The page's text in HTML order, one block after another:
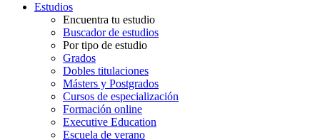
Estudios
Encuentra tu estudio
Buscador de estudios
Por tipo de estudio
Grados
Dobles titulaciones
Másters y Postgrados
Cursos de especialización
Formación online
Executive Education
Escuela de verano